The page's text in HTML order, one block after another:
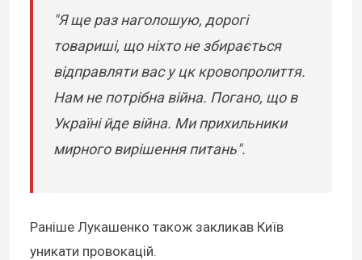
"Я ще раз наголошую, дорогі
товариші, що ніхто не збирається
відправляти вас у цк кровопролиття.
Нам не потрібна війна. Погано, що в
Україні йде війна. Ми прихильники
мирного вирішення питань".
Раніше Лукашенко також закликав Київ
уникати провокацій.